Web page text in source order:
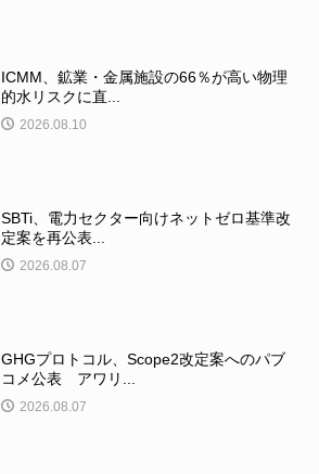
ICMM、鉱業・金属施設の66％が高い物理
的水リスクに直...
2026.08.10
SBTi、電力セクター向けネットゼロ基準改
定案を再公表...
2026.08.07
GHGプロトコル、Scope2改定案へのパブ
コメ公表 アワリ...
2026.08.07